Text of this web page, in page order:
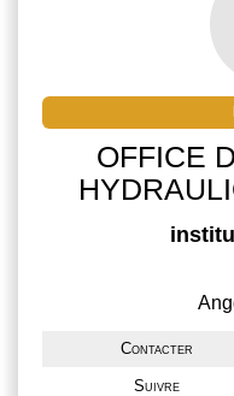
Capu
studio
OFFICE
Contacter
Suivre